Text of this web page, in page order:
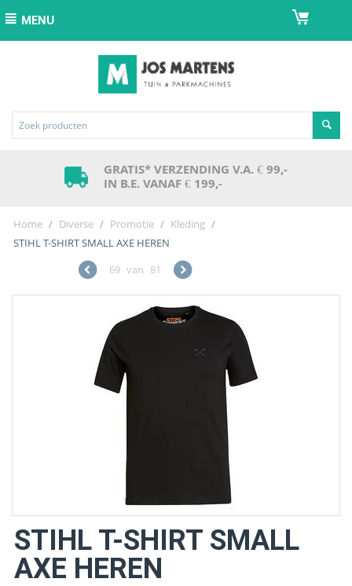
MENU
GRATIS* VERZENDING V.A. € 99,-
IN B.E. VANAF € 199,-
Home / Diverse / Promotie / Kleding /
STIHL T-SHIRT SMALL AXE HEREN
69 van 81
STIHL T-SHIRT SMALL
AXE HEREN